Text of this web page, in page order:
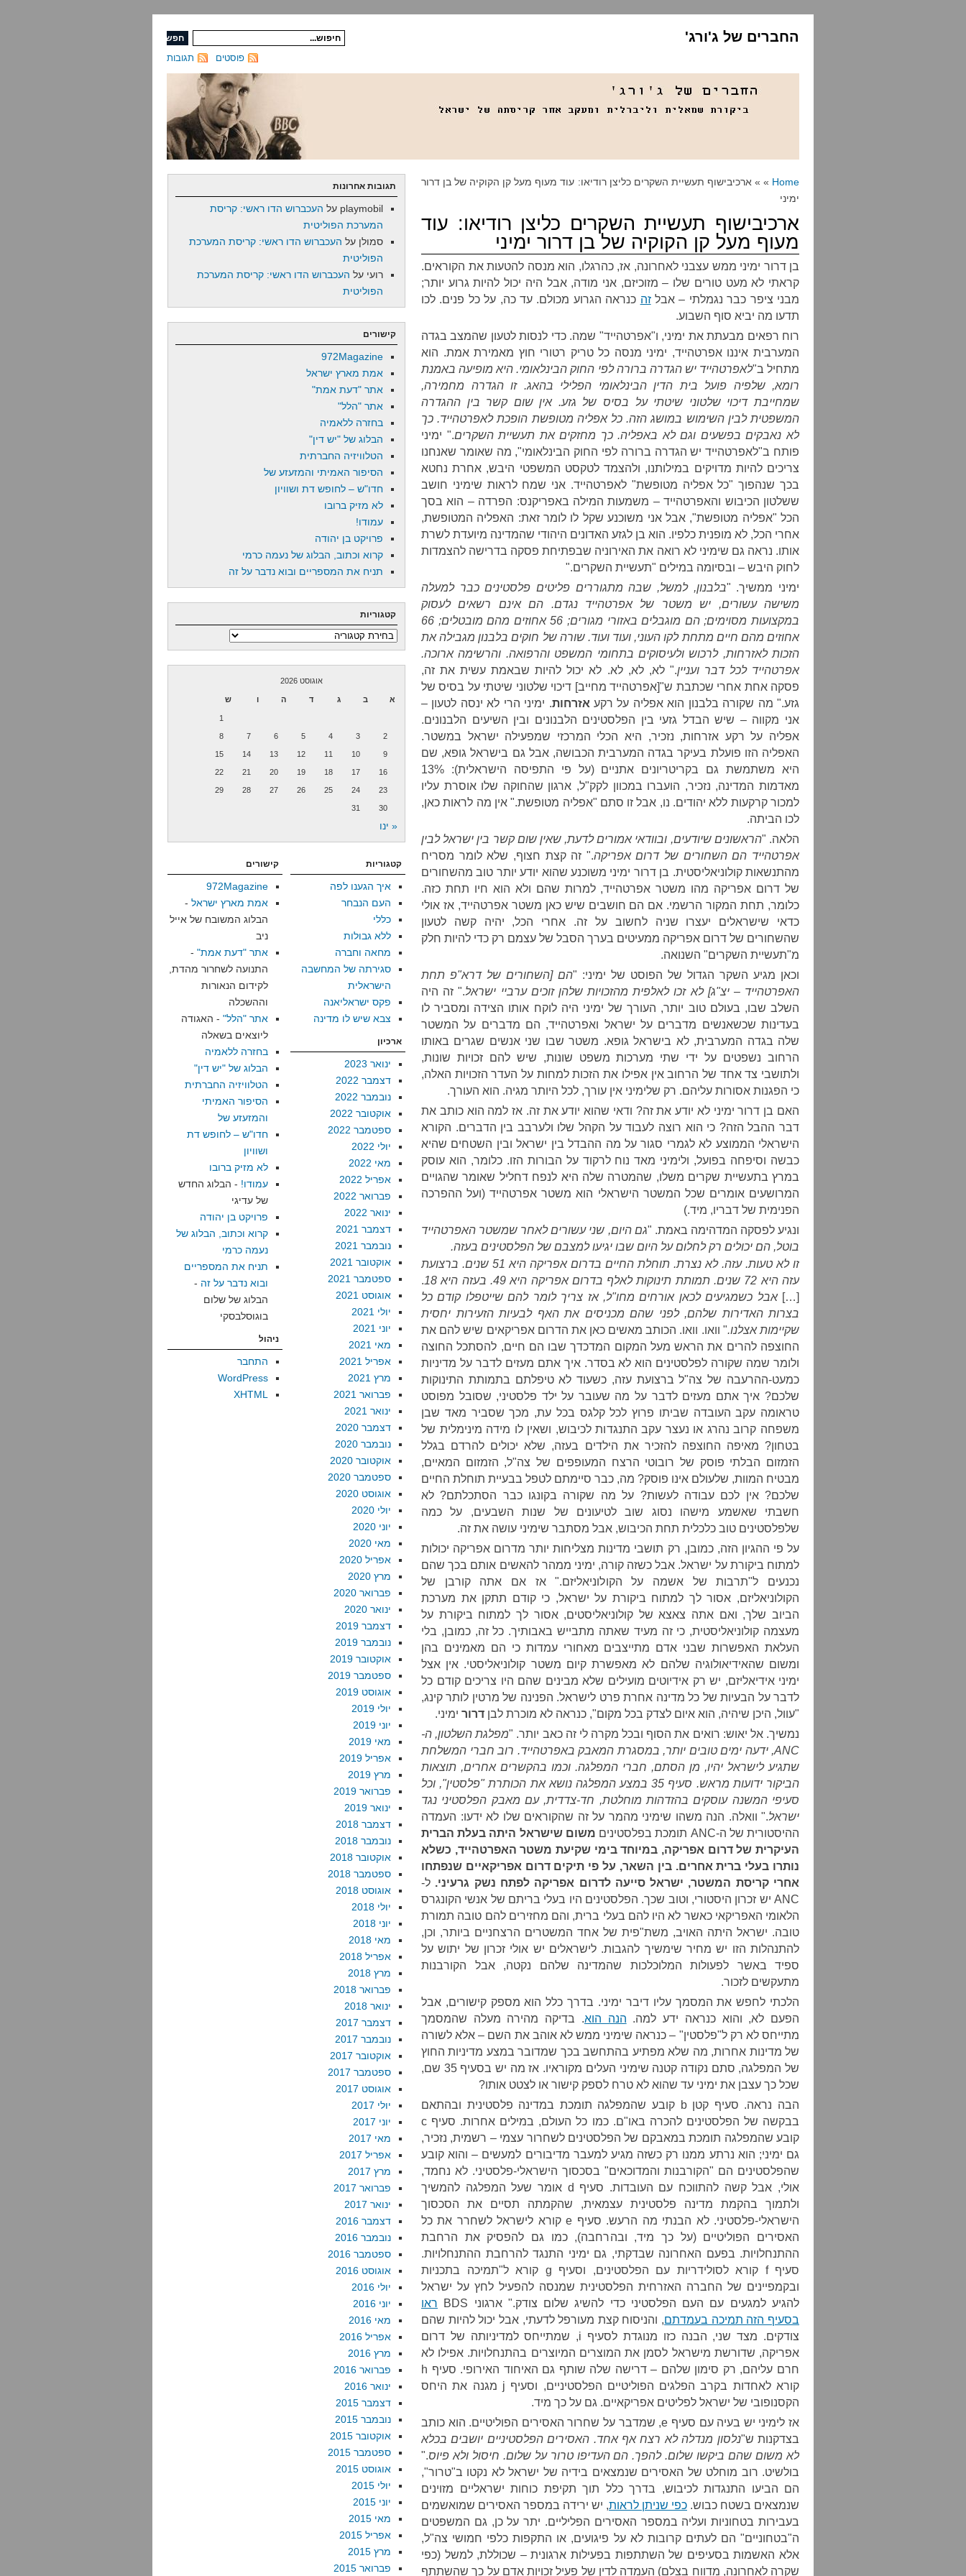
החברים של ג'ורג'
תגובות פוסטים
Home » » ארכיבישוף תעשיית השקרים כליצן רודיאו: עוד מעוף מעל קן הקוקיה של בן דרור
ימיני
ארכיבישוף תעשיית השקרים כליצן רודיאו: עוד
מעוף מעל קן הקוקיה של בן דרור ימיני
בן דרור ימיני ממש עצבני לאחרונה, אז, כהרגלו, הוא מנסה להטעות את הקוראים.
קראתי לא מעט טורים שלו – מזוכיזם, אני מודה, אבל היה יכול להיות גרוע יותר;
מבני ציפר כבר נגמלתי – אבלזה כנראה הגרוע מכולם. עד כה, על כל פנים. לכו
תדעו מה יביא סוף השבוע.
רוח רפאים מבעתת את ימיני, ו"אפרטהייד" שמה. כדי לנסות לטעון שהמצב בגדה
המערבית איננו אפרטהייד, ימיני מנסה כל טריק רטורי חוץ מאמירת אמת. הוא
מתחיל ב"לאפרטהייד יש הגדרה ברורה לפי החוק הבינלאומי. היא מופיעה באמנת
רומא,שלפיה פועל בית הדין הבינלאומי הפלילי בהאג. זו הגדרה מחמירה,
שמחייבת דיכוי שלטוני שיטתי על בסיס של גזע. אין שום קשר בין ההגדרה
המשפטית לבין השימוש במושג הזה. כל אפליה מטופשת הופכת לאפרטהייד. כך
לא נאבקים בפשעים וגם לא באפליה. כך מחזקים את תעשיית השקרים." ימיני
פותח ב"לאפרטהייד יש הגדרה ברורה לפי החוק הבינלאומי", מה שאומר שאנחנו
צריכים להיות מדויקים במילותנו, ולהצמד לטקסט המשפטי היבש, אחרת נחטא
בכך שנהפוך "כל אפליה מטופשת" לאפרטהייד. אני שמח לראות שימיני חושב
ששלטון הכיבוש והאפרטהייד – משמעות המילה באפריקנס: הפרדה – הוא בסך
הכל "אפליה מטופשת", אבל אני משוכנע שקל לו לומר זאת: האפליה המטופשת,
אחרי הכל, לא מופנית כלפיו. הוא בן לגזע האדונים היהודי שהמדינה מיועדת לשרת
אותו. נראה גם שימיני לא רואה את האירוניה שבפתיחת פסקה בדרישה להצמדות
לחוק היבש – ובסיומה במילים "תעשיית השקרים."
ימיני ממשיך. "בלבנון, למשל, שבה מתגוררים פליטים פלסטינים כבר למעלה
משישה עשורים, יש משטר של אפרטהייד נגדם. הם אינם רשאים לעסוק
במקצועות מסוימים; הם מוגבלים באזורי מגורים; 56 אחוזים מהם מובטלים; 66
אחוזים מהם חיים מתחת לקו העוני, ועוד ועוד. שורה של חוקים בלבנון מגבילה את
הזכות לאזרחות, לרכוש ולעיסוקים בתחומי המשפט והרפואה. והרשימה ארוכה.
אפרטהייד לכל דבר ועניין." לא, לא, לא. לא יכול להיות שבאמת עשית את זה,
פסקה אחת אחרי שכתבת ש"[אפרטהייד מחייב] דיכוי שלטוני שיטתי על בסיס של
גזע." מה שקורה בלבנון הוא אפליה על רקע אזרחות. ימיני הרי לא ינסה לטעון –
אני מקווה – שיש הבדל גזעי בין הפלסטינים הלבנונים ובין השיעים הלבנונים.
אפליה על רקע אזרחות, נזכיר, היא הכלי המרכזי שמפעילה ישראל במשטר.
האפליה הזו פועלת בעיקר בגדה המערבית הכבושה, אבל גם בישראל גופא, שם
היא משתמשת גם בקריטריונים אתניים (על פי התפיסה הישראלית): 13%
מאדמות המדינה, נזכיר, הועברו במכוון לקק"ל, ארגון שהחוקה שלו אוסרת עליו
למכור קרקעות ללא יהודים. נו, אבל זו סתם "אפליה מטופשת." אין מה לראות כאן,
לכו הביתה.
הלאה. "הראשונים שיודעים, ובוודאי אמורים לדעת, שאין שום קשר בין ישראל לבין
אפרטהייד הם השחורים של דרום אפריקה." זה קצת חצוף, שלא לומר מסריח
מהתנשאות קולוניאליסטית. בן דרור ימיני משוכנע שהוא יודע יותר טוב מהשחורים
של דרום אפריקה מהו משטר אפרטהייד, למרות שהם ולא הוא חיו תחת כזה.
כלומר, תחת המקור הרשמי. אם הם חושבים שיש כאן משטר אפרטהייד, אז אולי
כדאי שישראלים יעצרו שניה לחשוב על זה. אחרי הכל, יהיה קשה לטעון
שהשחורים של דרום אפריקה ממעיטים בערך הסבל של עצמם רק כדי להיות חלק
מ"תעשיית השקרים" השנואה.
וכאן מגיע השקר הגדול של הפוסט של ימיני: "הם [השחורים של דרא"פ תחת
האפרטהייד – יצ"ג] לא זכו לאלפית מהזכויות שלהן זוכים ערביי ישראל." זה היה
השלב שבו, בעולם טוב יותר, העורך של ימיני היה לוקח אותו הצידה ומסביר לו
בעדינות שכשאנשים מדברים על ישראל ואפרטהייד, הם מדברים על המשטר
שלה בגדה המערבית, לא בישראל גופא. משטר שבו שני אנשים שגרים באותו
הרחוב נשפטים על ידי שתי מערכות משפט שונות, שיש להם זכויות שונות,
ולתושבי צד אחד של הרחוב אין אפילו את הזכות למחות על העדר הזכויות האלה,
כי הפגנות אסורות עליהם. רק שלימיני אין עורך, לכל היותר מגיה. הוא העורך.
האם בן דרור ימיני לא יודע את זה? ודאי שהוא יודע את זה. אז למה הוא כותב את
דבר ההבל הזה? כי הוא רוצה לעבוד על הקהל שלו ולערבב בין הדברים. הקורא
הישראלי הממוצע לא לגמרי סגור על מה ההבדל בין ישראל ובין השטחים שהיא
כבשה וסיפחה בפועל, ולימיני מאד נוח לרקוד על הבורות הזו. כלומר, הוא עוסק
במרץ בתעשיית שקרים משלו, שהמטרה שלה היא לנפח דחליל שאומר שהגויים
המרושעים אומרים שכל המשטר הישראלי הוא משטר אפרטהייד (ועל ההפרכה
הפנימית של דבריו, מיד.)
ונגיע לפסקה המדהימה באמת. "גם היום, שני עשורים לאחר שמשטר האפרטהייד
בוטל, הם יכולים רק לחלום על היום שבו יגיעו למצבם של הפלסטינים בעזה.
זו לא טעות. עזה. לא נצרת. תוחלת החיים בדרום אפריקה היא 51 שנים
. ברצועת
עזה היא 72 שנים. תמותת תינוקות לאלף בדרום אפריקה היא 49. בעזה היא
18
.
[…]אבל כשמגיעים לכאן אורחים מחו"ל, אז צריך לומר להם שייטפלו קודם כל
בצרות האדירות שלהם, לפני שהם מכניסים את האף לבעיות הזעירות יחסית
שקיימות אצלנו." וואו. וואו. הכותב מאשים כאן את הדרום אפריקאים שיש להם את
החוצפה להרים את הראש מעל המקום המדכדך שבו הם חיים, להסתכל החוצה
ולומר שמה שקורה לפלסטינים הוא לא בסדר. איך אתם מעזים לדבר על מדיניות
כמעט-ההרעבה של צה"ל ברצועת עזה, כשעוד לא טיפלתם בתמותת התינוקות
שלכם? איך אתם מעזים לדבר על מה שעובר על ילד פלסטיני, שסובל מפוסט
טראומה עקב העובדה שביתו פרוץ לכל קלגס בכל עת, מכך שסביר מאד שבן
משפחה קרוב נהרג או נעצר עקב התנגדות לכיבוש, ושאין לו מידה מינימלית של
בטחון? מאיפה החוצפה להזכיר את הילדים בעזה, שלא יכולים להרדם בגלל
הזמזום הבלתי פוסק של רובוטי הרצח המעופפים של צה"ל, הזמזום המאיים,
מבטיח המוות, שלעולם אינו פוסק? מה, כבר סיימתם לטפל בבעיית תוחלת החיים
שלכם? אין לכם עבודה לעשות? על מה שקורה בקונגו כבר הסתכלתם? לא
חשבתי שאשמע מישהו נסוג שוב לטיעונים של שנות השבעים, על כמה
שלפלסטינים טוב כלכלית תחת הכיבוש, אבל מסתבר שימיני עושה את זה.
על פי ההגיון הזה, כמובן, רק תושבי מדינות מצליחות יותר מדרום אפריקה יכולות
למתוח ביקורת על ישראל. אבל כשזה קורה, ימיני ממהר להאשים אותם בכך שהם
נכנעים ל"תרבות של אשמה על הקולוניאליזם." אז אם אתה קורבן של
הקולוניאליזם, אסור לך למתוח ביקורת על ישראל, כי קודם תתקן את מערכת
הביוב שלך, ואם אתה צאצא של קולוניאליסטים, אסור לך למתוח ביקורת על
מעצמה קולוניאליסטית, כי זה מעיד שאתה מתבייש באבותיך. כל זה, כמובן, בלי
העלאת האפשרות שבני אדם מתייצבים מאחורי עמדות כי הם מאמינים בהן
ומשום שהאידיאולוגיה שלהם לא מאפשרת קיום משטר קולוניאליסטי. אין אצל
ימיני אידיאליזם, יש רק אידיוטים מועילים שלא מבינים שהם היו צריכים קודם כל
לדבר על הבעיות של כל מדינה אחרת פרט לישראל. הפנינה של מרטין לותר קינג,
"עוול, היכן שיהיה, הוא איום לצדק בכל מקום", כנראה לא מוכרת לבן דרור ימיני.
נמשיך. אל יאוש: רואים את הסוף ובכל מקרה לי זה כאב יותר. "מפלגת השלטון, ה-
ANC, ידעה ימים טובים יותר, במסגרת המאבק באפרטהייד. רוב חברי המשלחת
שתגיע לישראל יהיו, מן הסתם, חברי המפלגה. וכמו בהקשרים אחרים, תוצאות
הביקור ידועות מראש. סעיף 35 במצע המפלגה נושא את הכותרת "פלסטין
", וכל
סעיפי המשנה עוסקים בהזדהות מוחלטת, חד-צדדית, עם מאבק הפלסטיני נגד
ישראל." וואלה. הנה משהו שימיני מהמר על זה שהקוראים שלו לא ידעו: העמדה
ההיסטורית של ה-ANC תומכת בפלסטינים
משום שישראל היתה בעלת הברית
העיקרית של דרום אפריקה, במיוחד בימי שקיעת משטר האפרטהייד, כשלא
נותרו בעלי ברית אחרים. בין השאר, על פי תיקים דרום אפריקאיים שנפתחו
אחרי קריסת המשטר, ישראל סייעה לדרום אפריקה לפתח נשק גרעיני. ל-
ANC יש זכרון היסטורי, וטוב שכך. הפלסטינים היו בעלי בריתם של אנשי הקונגרס
הלאומי האפריקאי כאשר לא היו להם בעלי ברית, והם מחזירים להם טובה תמורת
טובה. ישראל היתה האויב, משת"פית של אחד המשטרים הרצחניים ביותר, וכן,
להתנהלות הזו יש מחיר שימשיך להגבות. לישראלים יש אולי זכרון של יתוש על
ספיד באשר לפעולות המלוכלכות שהמדינה שלהם נקטה, אבל הקורבנות
מתעקשים לזכור.
הלכתי לחפש את המסמך עליו דיבר ימיני. בדרך כלל הוא מספק קישורים, אבל
הפעם לא, והוא כנראה ידע למה. הנה הוא. בדיקה מהירה מעלה שהמסמך
מתייחס לא רק ל"פלסטין" – כנראה שימיני ממש לא אוהב את השם – אלא לשורה
של מדינות אחרות, מה שלא מפתיע בהתחשב בכך שמדובר במצע מדיניות החוץ
של המפלגה, סתם נקודה קטנה שימיני העלים מקוראיו. אז מה יש בסעיף 35 שם,
שכל כך עצבן את ימיני עד שהוא לא טרח לספק קישור או לצטט אותו?
הבה נראה. סעיף קטן b קובע שהמפלגה תומכת במדינה פלסטינית ובהתאם
בבקשה של הפלסטינים להכרה באו"ם. כמו כל העולם, במילים אחרות. סעיף c
קובע שהמפלגה תומכת במאבקם של הפלסטינים לשחרור עצמי – רשמית, נזכיר,
גם ימיני; הוא נרתע ממנו רק כשזה מגיע למעבר מדיבורים למעשים – והוא קובע
שהפלסטינים הם "הקורבנות והמדוכאים" בסכסוך הישראלי-פלסטיני. לא נחמד,
אולי, אבל קשה להתווכח עם העובדות. סעיף d אומר שעל המפלגה להמשיך
ולתמוך בהקמת מדינה פלסטינית עצמאית, שהקמתה תסיים את הסכסוך
הישראלי-פלסטיני. לא הבנתי מה הרעש. סעיף e קורא לישראל לשחרר את כל
האסירים הפוליטיים (על כך מיד, ובהרחבה), כמו גם להפסיק את הרחבת
ההתנחלויות. בפעם האחרונה שבדקתי, גם ימיני התנגד להרחבת ההתנחלויות.
סעיף f קורא לסולידריות עם הפלסטינים, וסעיף g קורא ל"תמיכה בתכניות
ובקמפיינים של החברה האזרחית הפלסטינית שמנסה להפעיל לחץ על ישראל
להגיע למגעים עם העם הפלסטיני כדי להשיג שלום צודק." ארגוני BDS
ראו
בסעיף הזה תמיכה בעמדתם, והניסוח קצת מעורפל לדעתי, אבל יכול להיות שהם
צודקים. מצד שני, הבנה כזו מנוגדת לסעיף i, שמתייחס למדיניותה של דרום
אפריקה, שדורשת מישראל לסמן את המוצרים המיוצרים בהתנחלויות. אפילו לא
חרם עליהם, רק סימון שלהם – דרישה שלה שותף גם האיחוד האירופי. סעיף h
קורא לאחדות בקרב הפלגים הפוליטיים הפלסטיניים, וסעיף j מגנה את היחס
הקסנופובי של ישראל לפליטים אפריקאיים. גם על כך מיד.
אז לימיני יש בעיה עם סעיף e, שמדבר על שחרור האסירים הפוליטיים. הוא כותב
בצדקנות ש"נלסון מנדלה לא רצח אף אחד. האסירים הפלסטיניים יושבים בכלא
לא משום שהם ביקשו שלום. להפך. הם העדיפו טרור על שלום. חיסול ולא פיוס."
בולשיט. רוב מוחלט של האסירים שנמצאים בידיה של ישראל לא נקטו ב"טרור",
הם הביעו התנגדות לכיבוש, בדרך כלל תוך תקיפת כוחות ישראליים מזוינים
שנמצאים בשטח כבוש. כפי שניתן לראות, יש ירידה במספר האסירים שמואשמים
בעבירות בטחוניות ועליה במספר האסירים הפליליים. יתר על כן, גם המשפטים
ה"בטחוניים" הם לעתים קרובות לא על פיגועים, או התקפות כלפי חמושי צה"ל,
אלא האשמות בסעיפים של השתתפות בפעילות ארגונית – שכוללת, למשל (כפי
שקרה לאחרונה, מדווח בצלם) העמדה לדין של פעיל זכויות אדם על כך שהשתתף
תגובות אחרונות
playmobil על העכברוש הדו ראשי: קריסת
המערכת הפוליטית
סמולן על העכברוש הדו ראשי: קריסת המערכת
הפוליטית
רועי על העכברוש הדו ראשי: קריסת המערכת
הפוליטית
קישורים
972Magazine
אמת מארץ ישראל
אתר "דעת אמת"
אתר "הלל"
בחזרה ללאמיה
הבלוג של "יש דין"
הטלוויזיה החברתית
הסיפור האמיתי והמזעזע של
חדו"ש – לחופש דת ושוויון
לא מזיק ברובו
עמודו!
פרויקט בן יהודה
קרוא וכתוב, הבלוג של נעמה כרמי
תניח את המספריים ובוא נדבר על זה
קטגוריות
קטגוריות
אוגוסט 2026
א ב ג ד ה ו ש
1
2
3
4
5
6
7
8
9
10
11
12
13
14
15
16
17
18
19
20
21
22
23
24
25
26
27
28
29
30
31
« ינו
קטגוריות
איך הגענו לפה
העם הנבחר
כללי
ללא גבולות
מחאה וחברה
סגירתה של המחשבה
הישראלית
פקס ישראליאנה
צבא שיש לו מדינה
ארכיון
ינואר 2023
דצמבר 2022
נובמבר 2022
אוקטובר 2022
ספטמבר 2022
יולי 2022
מאי 2022
אפריל 2022
פברואר 2022
ינואר 2022
דצמבר 2021
נובמבר 2021
אוקטובר 2021
ספטמבר 2021
אוגוסט 2021
יולי 2021
יוני 2021
מאי 2021
אפריל 2021
מרץ 2021
פברואר 2021
ינואר 2021
דצמבר 2020
נובמבר 2020
אוקטובר 2020
ספטמבר 2020
אוגוסט 2020
יולי 2020
יוני 2020
מאי 2020
אפריל 2020
מרץ 2020
פברואר 2020
ינואר 2020
דצמבר 2019
נובמבר 2019
אוקטובר 2019
ספטמבר 2019
אוגוסט 2019
יולי 2019
יוני 2019
מאי 2019
אפריל 2019
מרץ 2019
פברואר 2019
ינואר 2019
דצמבר 2018
נובמבר 2018
אוקטובר 2018
ספטמבר 2018
אוגוסט 2018
יולי 2018
יוני 2018
מאי 2018
אפריל 2018
מרץ 2018
פברואר 2018
ינואר 2018
דצמבר 2017
נובמבר 2017
אוקטובר 2017
ספטמבר 2017
אוגוסט 2017
יולי 2017
יוני 2017
מאי 2017
אפריל 2017
מרץ 2017
פברואר 2017
ינואר 2017
דצמבר 2016
נובמבר 2016
ספטמבר 2016
אוגוסט 2016
יולי 2016
יוני 2016
מאי 2016
אפריל 2016
מרץ 2016
פברואר 2016
ינואר 2016
דצמבר 2015
נובמבר 2015
אוקטובר 2015
ספטמבר 2015
אוגוסט 2015
יולי 2015
יוני 2015
מאי 2015
אפריל 2015
מרץ 2015
פברואר 2015
קישורים
972Magazine
אמת מארץ ישראל -
הבלוג המשובח של אייל
ניב
אתר "דעת אמת" -
התנועה לשחרור מהדת,
לקידום הנאורות
וההשכלה
אתר "הלל" - האגודה
ליוצאים בשאלה
בחזרה ללאמיה
הבלוג של "יש דין"
הטלוויזיה החברתית
הסיפור האמיתי
והמזעזע של
חדו"ש – לחופש דת
ושוויון
לא מזיק ברובו
עמודו! - הבלוג החדש
של עדיגי
פרויקט בן יהודה
קרוא וכתוב, הבלוג של
נעמה כרמי
תניח את המספריים
ובוא נדבר על זה -
הבלוג של שלום
בוגוסלבסקי
ניהול
התחבר
WordPress
XHTML